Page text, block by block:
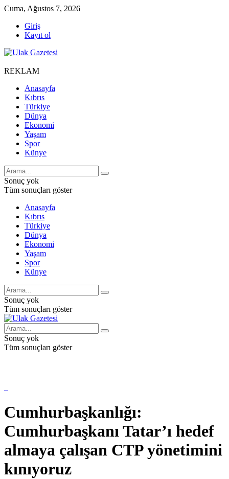
Cuma, Ağustos 7, 2026
Giriş
Kayıt ol
REKLAM
Anasayfa
Kıbrıs
Türkiye
Dünya
Ekonomi
Yaşam
Spor
Künye
Sonuç yok
Tüm sonuçları göster
Anasayfa
Kıbrıs
Türkiye
Dünya
Ekonomi
Yaşam
Spor
Künye
Sonuç yok
Tüm sonuçları göster
Sonuç yok
Tüm sonuçları göster
Cumhurbaşkanlığı:
Cumhurbaşkanı Tatar’ı hedef
almaya çalışan CTP yönetimini
kınıyoruz